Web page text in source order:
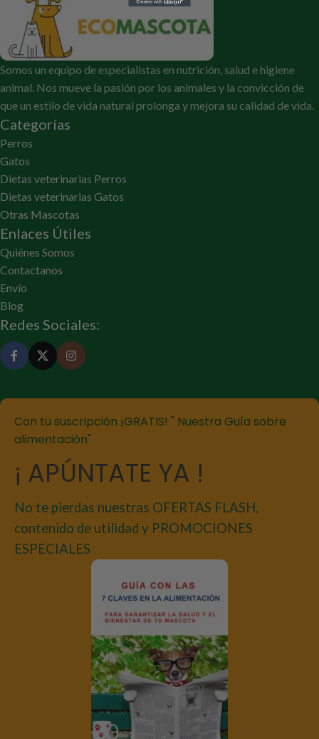
Somos un equipo de especialistas en nutrición, salud e higiene
animal. Nos mueve la pasión por los animales y la convicción de
que un estilo de vida natural prolonga y mejora su calidad de vida.
Categorías
Perros
Gatos
Dietas veterinarias Perros
Dietas veterinarias Gatos
Otras Mascotas
Enlaces Útiles
Quiénes Somos
Contactanos
Envío
Blog
Redes Sociales:
Con tu suscripción ¡GRATIS! " Nuestra Guía sobre
alimentación"
¡ APÚNTATE YA !
No te pierdas nuestras OFERTAS FLASH,
contenido de utilidad y PROMOCIONES
ESPECIALES